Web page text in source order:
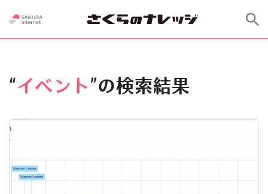
“イベント ”の検索結果